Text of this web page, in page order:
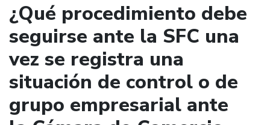
¿Qué procedimiento debe
seguirse ante la SFC una
vez se registra una
situación de control o de
grupo empresarial ante